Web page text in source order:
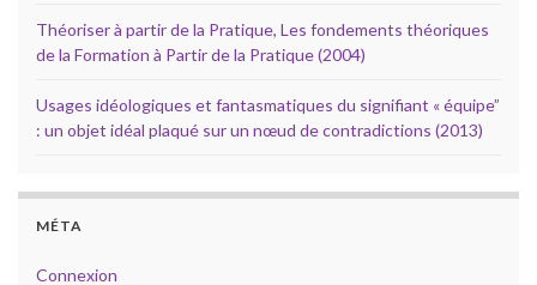
Théoriser à partir de la Pratique, Les fondements théoriques
de la Formation à Partir de la Pratique (2004)
Usages idéologiques et fantasmatiques du signifiant « équipe”
: un objet idéal plaqué sur un nœud de contradictions (2013)
MÉTA
Connexion